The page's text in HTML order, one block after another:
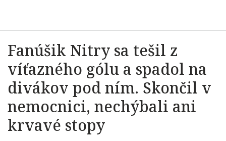
Fanúšik Nitry sa tešil z
víťazného gólu a spadol na
divákov pod ním. Skončil v
nemocnici, nechýbali ani
krvavé stopy